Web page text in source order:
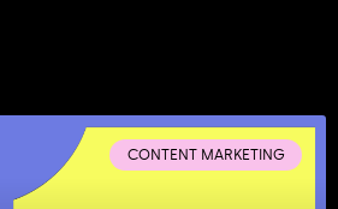
CONTENT MARKETING